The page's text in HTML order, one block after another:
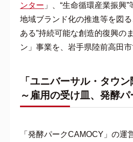
ンター 」、“生命循環産業振興
地域ブランド化の推進等を図
ある”持続可能な創造的復興の
ン」事業を、岩手県陸前高田市
「ユニバーサル・タウ
～雇用の受け皿、発酵
「発酵パークCAMOCY」の運